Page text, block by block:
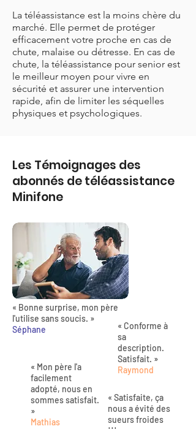
La téléassistance est la moins chère du
marché. Elle permet de protéger
efficacement votre proche en cas de
chute, malaise ou détresse. En cas de
chute, la téléassistance pour senior est
le meilleur moyen pour vivre en
sécurité et assurer une intervention
rapide, afin de limiter les séquelles
physiques et psychologiques.
Les Témoignages des
abonnés de téléassistance
Minifone
« Bonne surprise, mon père
l'utilise sans soucis. »
Séphane
« Mon père l'a
facilement
adopté, nous en
sommes satisfait.
»
Mathias
« Conforme à
sa
description.
Satisfait. »
Raymond
« Satisfaite, ça
nous a évité des
sueurs froides